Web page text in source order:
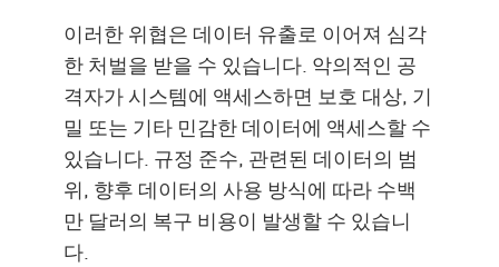
이러한 위협은 데이터 유출로 이어져 심각
한 처벌을 받을 수 있습니다. 악의적인 공
격자가 시스템에 액세스하면 보호 대상, 기
밀 또는 기타 민감한 데이터에 액세스할 수
있습니다. 규정 준수, 관련된 데이터의 범
위, 향후 데이터의 사용 방식에 따라 수백
만 달러의 복구 비용이 발생할 수 있습니
다.